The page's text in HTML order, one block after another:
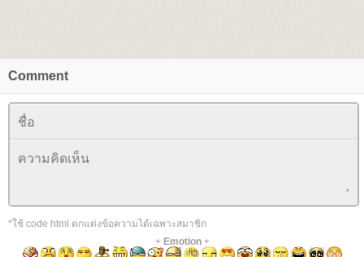
Comment
*ใช้ code html ตกแต่งข้อความได้เฉพาะสมาชิก
+ Emotion+